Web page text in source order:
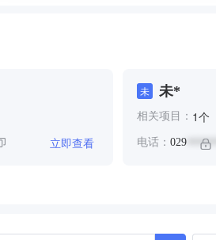
立即查看
未 未*
相关项目： 1个
电话： 029